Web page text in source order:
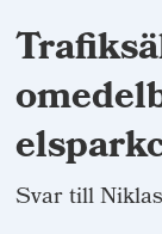
Svar till